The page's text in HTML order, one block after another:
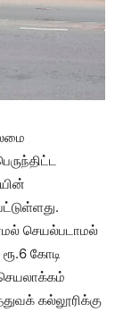
செயல்படாமல்
கோடி
கல்லூரிக்கு